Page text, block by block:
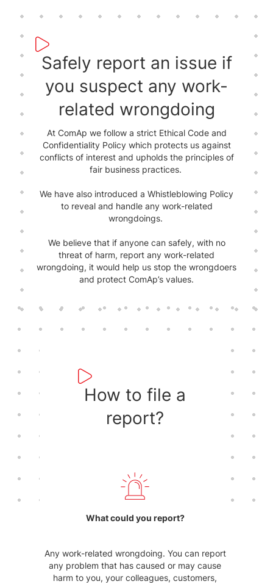
Safely report an issue if
you suspect any work-
related wrongdoing
At ComAp we follow a strict Ethical Code and
Confidentiality Policy which protects us against
conflicts of interest and upholds the principles of
fair business practices.
We have also introduced a Whistleblowing Policy
to reveal and handle any work-related
wrongdoings.
We believe that if anyone can safely, with no
threat of harm, report any work-related
wrongdoing, it would help us stop the wrongdoers
and protect ComAp’s values.
How to file a
report?
What could you report?
Any work-related wrongdoing. You can report
any problem that has caused or may cause
harm to you, your colleagues, customers,